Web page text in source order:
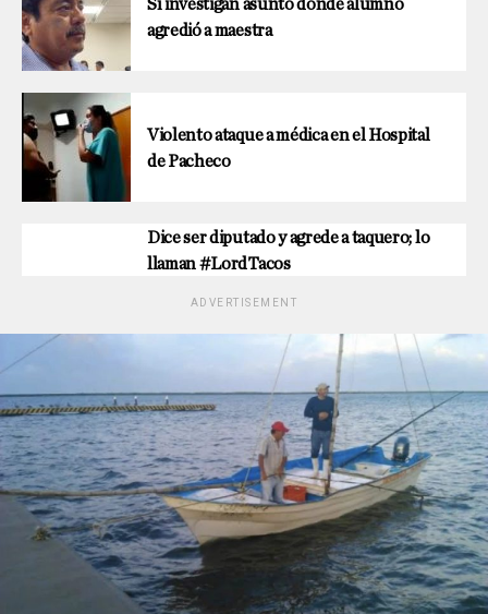
Sí investigan asunto donde alumno
agredió a maestra
Violento ataque a médica en el Hospital
de Pacheco
Dice ser diputado y agrede a taquero; lo
llaman #LordTacos
ADVERTISEMENT